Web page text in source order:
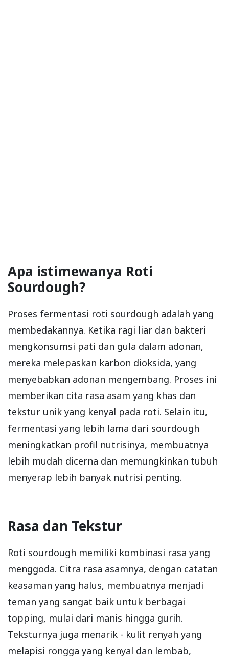
Apa istimewanya Roti
Sourdough?
Proses fermentasi roti sourdough adalah yang
membedakannya. Ketika ragi liar dan bakteri
mengkonsumsi pati dan gula dalam adonan,
mereka melepaskan karbon dioksida, yang
menyebabkan adonan mengembang. Proses ini
memberikan cita rasa asam yang khas dan
tekstur unik yang kenyal pada roti. Selain itu,
fermentasi yang lebih lama dari sourdough
meningkatkan profil nutrisinya, membuatnya
lebih mudah dicerna dan memungkinkan tubuh
menyerap lebih banyak nutrisi penting.
Rasa dan Tekstur
Roti sourdough memiliki kombinasi rasa yang
menggoda. Citra rasa asamnya, dengan catatan
keasaman yang halus, membuatnya menjadi
teman yang sangat baik untuk berbagai
topping, mulai dari manis hingga gurih.
Teksturnya juga menarik - kulit renyah yang
melapisi rongga yang kenyal dan lembab,